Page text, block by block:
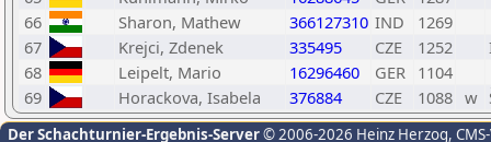
66
Sharon, Mathew 366127310 IND
1269
67
Krejci, Zdenek 335495 CZE 1252
68
Leipelt, Mario 16296460 GER 1104
69
Horackova, Isabela 376884 CZE 1088 w
Der Schachturnier-Ergebnis-Server© 2006-2026 Heinz Herzog,